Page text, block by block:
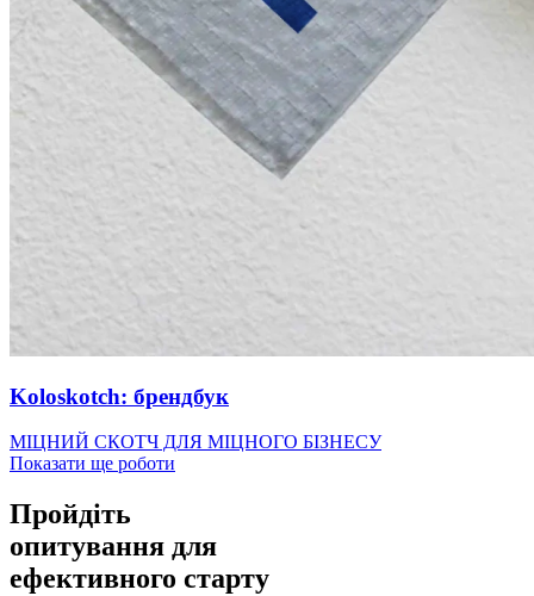
Koloskotch: брендбук
МІЦНИЙ СКОТЧ ДЛЯ МІЦНОГО БІЗНЕСУ
Показати ще роботи
Пройдіть
опитування для
ефективного старту